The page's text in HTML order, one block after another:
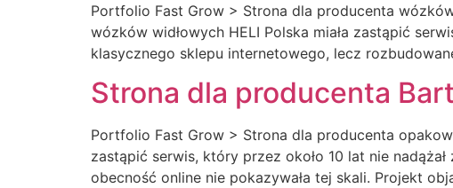
Portfolio Fast Grow > Strona dla producenta
wózków widłowych HELI Polska miała zastąpić
klasycznego sklepu internetowego, lecz
Strona dla producenta Bart
Portfolio Fast Grow > Strona dla producenta
zastąpić serwis, który przez około 10 lat nie
obecność online nie pokazywała tej skali. Projekt